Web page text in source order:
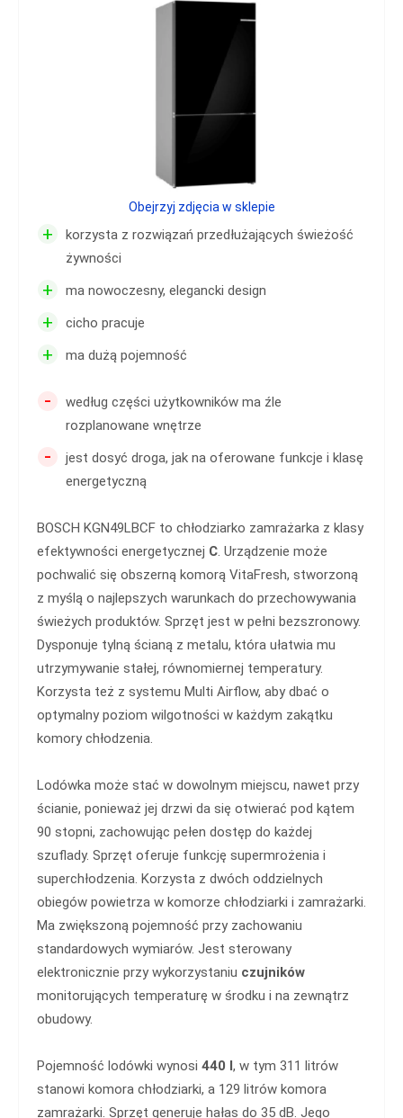
+
korzysta z rozwiązań przedłużających świeżość
żywności
+ ma nowoczesny, elegancki design
+ cicho pracuje
+ ma dużą pojemność
-
według części użytkowników ma źle
rozplanowane wnętrze
-
jest dosyć droga, jak na oferowane funkcje i klasę
energetyczną
BOSCH KGN49LBCF to chłodziarko zamrażarka z klasy
efektywności energetycznej C. Urządzenie może
pochwalić się obszerną komorą VitaFresh, stworzoną
z myślą o najlepszych warunkach do przechowywania
świeżych produktów. Sprzęt jest w pełni bezszronowy.
Dysponuje tylną ścianą z metalu, która ułatwia mu
utrzymywanie stałej, równomiernej temperatury.
Korzysta też z systemu Multi Airflow, aby dbać o
optymalny poziom wilgotności w każdym zakątku
komory chłodzenia.
Lodówka może stać w dowolnym miejscu, nawet przy
ścianie, ponieważ jej drzwi da się otwierać pod kątem
90 stopni, zachowując pełen dostęp do każdej
szuflady. Sprzęt oferuje funkcję supermrożenia i
superchłodzenia. Korzysta z dwóch oddzielnych
obiegów powietrza w komorze chłodziarki i zamrażarki.
Ma zwiększoną pojemność przy zachowaniu
standardowych wymiarów. Jest sterowany
elektronicznie przy wykorzystaniu czujników
monitorujących temperaturę w środku i na zewnątrz
obudowy.
Pojemność lodówki wynosi 440 l, w tym 311 litrów
stanowi komora chłodziarki, a 129 litrów komora
zamrażarki. Sprzęt generuje hałas do 35 dB. Jego
Obejrzyj zdjęcia w sklepie